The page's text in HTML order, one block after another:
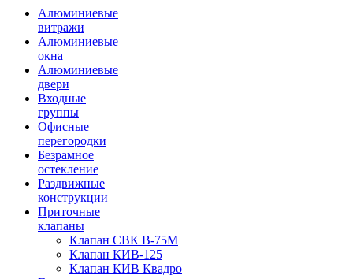
Алюминиевые
витражи
Алюминиевые
окна
Алюминиевые
двери
Входные
группы
Офисные
перегородки
Безрамное
остекление
Раздвижные
конструкции
Приточные
клапаны
Клапан СВК В-75М
Клапан КИВ-125
Клапан КИВ Квадро